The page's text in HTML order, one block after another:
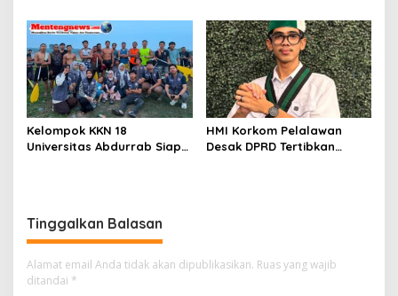
Stay yang Diduga Tempat
Ajang “Kumpul Kebo”.
Kelompok KKN 18
Universitas Abdurrab Siap
HMI Korkom Pelalawan
Desak DPRD Tertibkan
Tinggalkan Balasan
Alamat email Anda tidak akan dipublikasikan. Ruas yang wajib
ditandai *